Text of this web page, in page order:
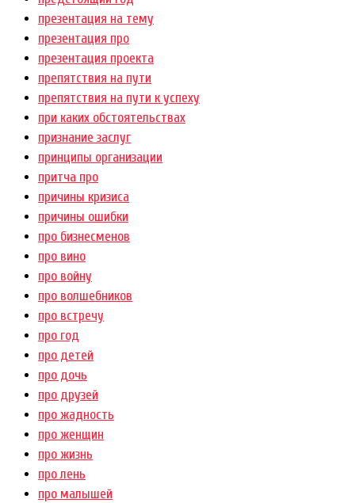
презентация на тему
презентация про
презентация проекта
препятствия на пути
препятствия на пути к успеху
при каких обстоятельствах
признание заслуг
принципы организации
притча про
причины кризиса
причины ошибки
про бизнесменов
про вино
про войну
про волшебников
про встречу
про год
про детей
про дочь
про друзей
про жадность
про женщин
про жизнь
про лень
про малышей